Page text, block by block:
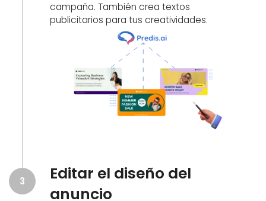
campaña. También crea textos
publicitarios para tus creatividades.
3
Editar el diseño del
anuncio